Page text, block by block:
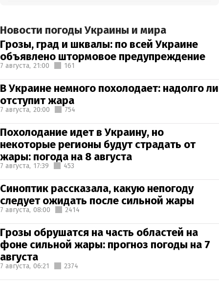
Новости погоды Украины и мира
Грозы, град и шквалы: по всей Украине
объявлено штормовое предупреждение
7 августа, 21:00 161
В Украине немного похолодает: надолго ли
отступит жара
7 августа, 20:00 754
Похолодание идет в Украину, но
некоторые регионы будут страдать от
жары: погода на 8 августа
7 августа, 17:39 453
Синоптик рассказала, какую непогоду
следует ожидать после сильной жары
7 августа, 08:00 2414
Грозы обрушатся на часть областей на
фоне сильной жары: прогноз погоды на 7
августа
7 августа, 06:21 2374